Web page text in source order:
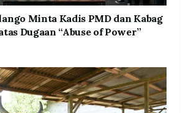
Minta Kadis PMD dan Kabag
Dugaan “Abuse of Power”